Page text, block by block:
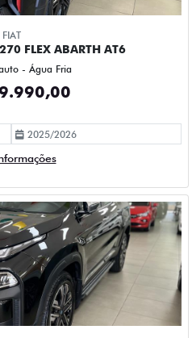
FIAT
FLEX ABARTH AT6
- Água Fria
2025/2026